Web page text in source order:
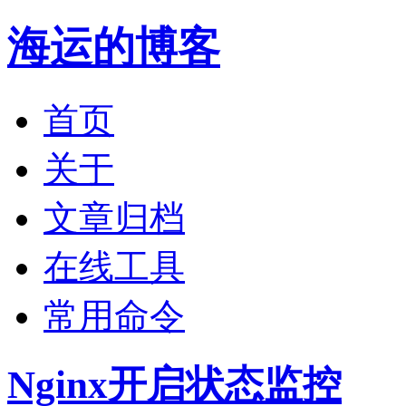
海运的博客
首页
关于
文章归档
在线工具
常用命令
Nginx开启状态监控